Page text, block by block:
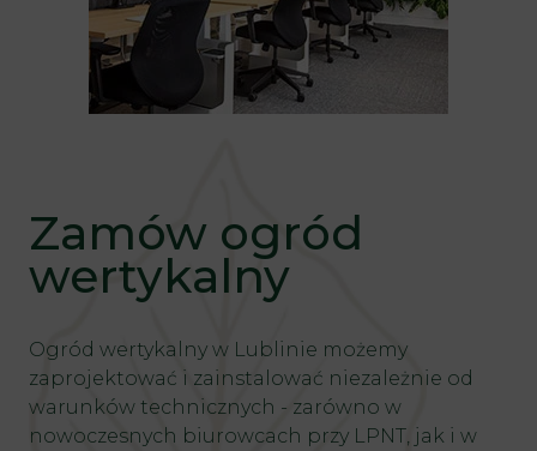
Zamów ogród
wertykalny
Ogród wertykalny w Lublinie możemy
zaprojektować i zainstalować niezależnie od
warunków technicznych - zarówno w
nowoczesnych biurowcach przy LPNT, jak i w